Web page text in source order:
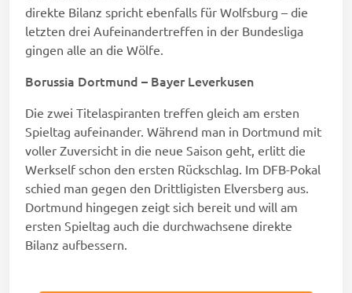
direkte Bilanz spricht ebenfalls für Wolfsburg – die
letzten drei Aufeinandertreffen in der Bundesliga
gingen alle an die Wölfe.
Borussia Dortmund – Bayer Leverkusen
Die zwei Titelaspiranten treffen gleich am ersten
Spieltag aufeinander. Während man in Dortmund mit
voller Zuversicht in die neue Saison geht, erlitt die
Werkself schon den ersten Rückschlag. Im DFB-Pokal
schied man gegen den Drittligisten Elversberg aus.
Dortmund hingegen zeigt sich bereit und will am
ersten Spieltag auch die durchwachsene direkte
Bilanz aufbessern.